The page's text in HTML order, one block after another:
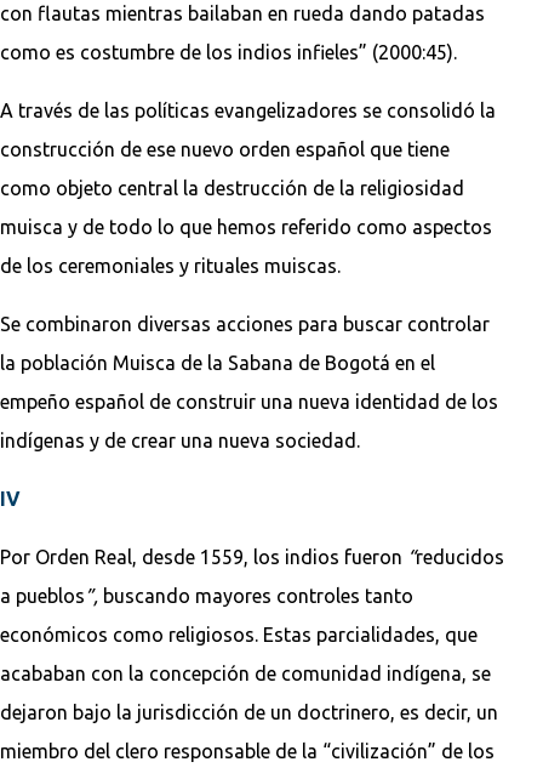
con flautas mientras bailaban en rueda dando patadas
como es costumbre de los indios infieles” (2000:45).
A través de las políticas evangelizadores se consolidó la
construcción de ese nuevo orden español que tiene
como objeto central la destrucción de la religiosidad
muisca y de todo lo que hemos referido como aspectos
de los ceremoniales y rituales muiscas.
Se combinaron diversas acciones para buscar controlar
la población Muisca de la Sabana de Bogotá en el
empeño español de construir una nueva identidad de los
indígenas y de crear una nueva sociedad.
IV
Por Orden Real, desde 1559, los indios fueron “reducidos
a pueblos”, buscando mayores controles tanto
económicos como religiosos. Estas parcialidades, que
acababan con la concepción de comunidad indígena, se
dejaron bajo la jurisdicción de un doctrinero, es decir, un
miembro del clero responsable de la “civilización” de los